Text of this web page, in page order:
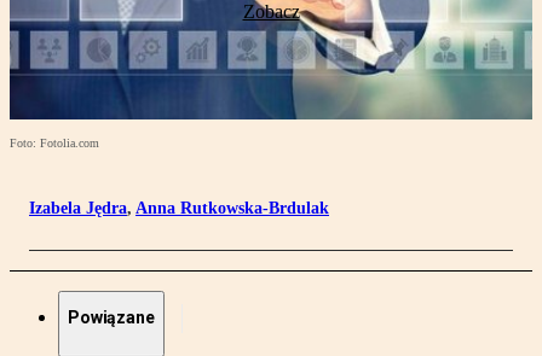
Zobacz
Foto: Fotolia.com
Izabela Jędra, Anna Rutkowska-Brdulak
Powiązane